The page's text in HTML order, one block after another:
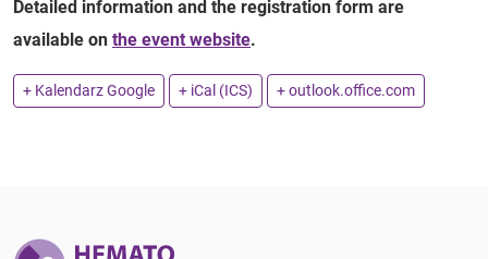
Detailed information and the registration form are
available on the event website.
+ Kalendarz Google + iCal (ICS) + outlook.office.com